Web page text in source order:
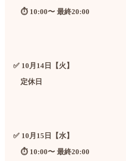
⏱️ 10:00〜 最終20:00
✅ 10月14日【火】
定休日
✅ 10月15日【水】
⏱️ 10:00〜 最終20:00